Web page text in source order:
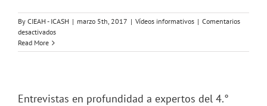
By CIEAH - ICASH | marzo 5th, 2017 | Vídeos informativos | Comentarios
desactivadosen
del
Meeting
Read More
Entrevistas en profundidad a expertos del 4.°